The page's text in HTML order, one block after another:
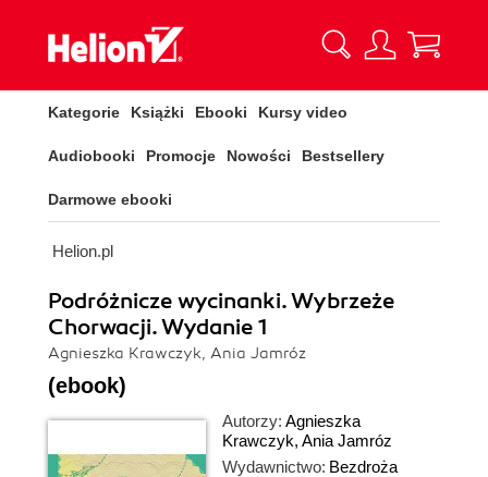
Kategorie Książki Ebooki Kursy video
Audiobooki Promocje Nowości Bestsellery
Darmowe ebooki
Helion.pl
Podróżnicze wycinanki. Wybrzeże
Chorwacji. Wydanie 1
Agnieszka Krawczyk, Ania Jamróz
(ebook)
Autorzy: Agnieszka
Krawczyk, Ania Jamróz
Wydawnictwo: Bezdroża